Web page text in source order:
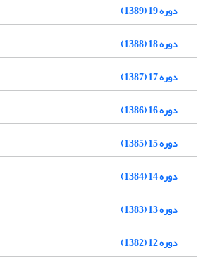
دوره 19 (1389)
دوره 18 (1388)
دوره 17 (1387)
دوره 16 (1386)
دوره 15 (1385)
دوره 14 (1384)
دوره 13 (1383)
دوره 12 (1382)